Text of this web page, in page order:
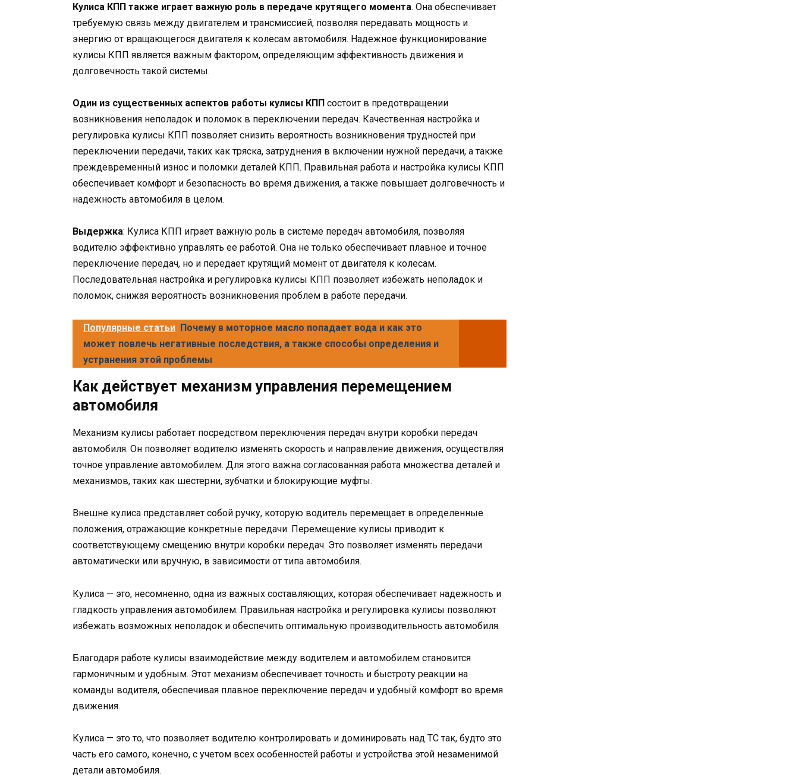
Кулиса КПП также играет важную роль в передаче крутящего момента. Она обеспечивает
требуемую связь между двигателем и трансмиссией, позволяя передавать мощность и
энергию от вращающегося двигателя к колесам автомобиля. Надежное функционирование
кулисы КПП является важным фактором, определяющим эффективность движения и
долговечность такой системы.
Один из существенных аспектов работы кулисы КПП состоит в предотвращении
возникновения неполадок и поломок в переключении передач. Качественная настройка и
регулировка кулисы КПП позволяет снизить вероятность возникновения трудностей при
переключении передачи, таких как тряска, затруднения в включении нужной передачи, а также
преждевременный износ и поломки деталей КПП. Правильная работа и настройка кулисы КПП
обеспечивает комфорт и безопасность во время движения, а также повышает долговечность и
надежность автомобиля в целом.
Выдержка: Кулиса КПП играет важную роль в системе передач автомобиля, позволяя
водителю эффективно управлять ее работой. Она не только обеспечивает плавное и точное
переключение передач, но и передает крутящий момент от двигателя к колесам.
Последовательная настройка и регулировка кулисы КПП позволяет избежать неполадок и
поломок, снижая вероятность возникновения проблем в работе передачи.
Популярные статьи Почему в моторное масло попадает вода и как это
может повлечь негативные последствия, а также способы определения и
устранения этой проблемы
Как действует механизм управления перемещением
автомобиля
Механизм кулисы работает посредством переключения передач внутри коробки передач
автомобиля. Он позволяет водителю изменять скорость и направление движения, осуществляя
точное управление автомобилем. Для этого важна согласованная работа множества деталей и
механизмов, таких как шестерни, зубчатки и блокирующие муфты.
Внешне кулиса представляет собой ручку, которую водитель перемещает в определенные
положения, отражающие конкретные передачи. Перемещение кулисы приводит к
соответствующему смещению внутри коробки передач. Это позволяет изменять передачи
автоматически или вручную, в зависимости от типа автомобиля.
Кулиса — это, несомненно, одна из важных составляющих, которая обеспечивает надежность и
гладкость управления автомобилем. Правильная настройка и регулировка кулисы позволяют
избежать возможных неполадок и обеспечить оптимальную производительность автомобиля.
Благодаря работе кулисы взаимодействие между водителем и автомобилем становится
гармоничным и удобным. Этот механизм обеспечивает точность и быстроту реакции на
команды водителя, обеспечивая плавное переключение передач и удобный комфорт во время
движения.
Кулиса — это то, что позволяет водителю контролировать и доминировать над ТС так, будто это
часть его самого, конечно, с учетом всех особенностей работы и устройства этой незаменимой
детали автомобиля.